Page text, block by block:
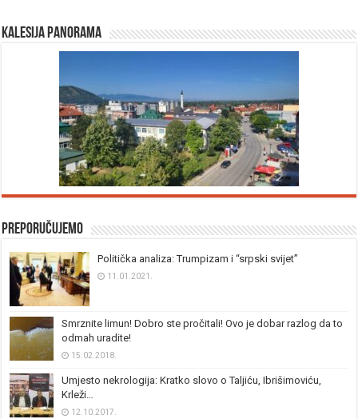
Kalesija panorama
Preporučujemo
Politička analiza: Trumpizam i “srpski svijet”
11.01.2021.
Smrznite limun! Dobro ste pročitali! Ovo je dobar razlog da to
odmah uradite!
15.02.2018.
Umjesto nekrologija: Kratko slovo o Taljiću, Ibrišimoviću,
Krleži…
12.10.2017.